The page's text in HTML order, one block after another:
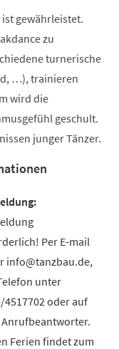
gewährleistet.
zu
turnerische
…), trainieren
wird die
geschult.
junger Tänzer.
Per E-mail
info@tanzbau.de,
unter
4517702 oder auf
Ferien findet zum